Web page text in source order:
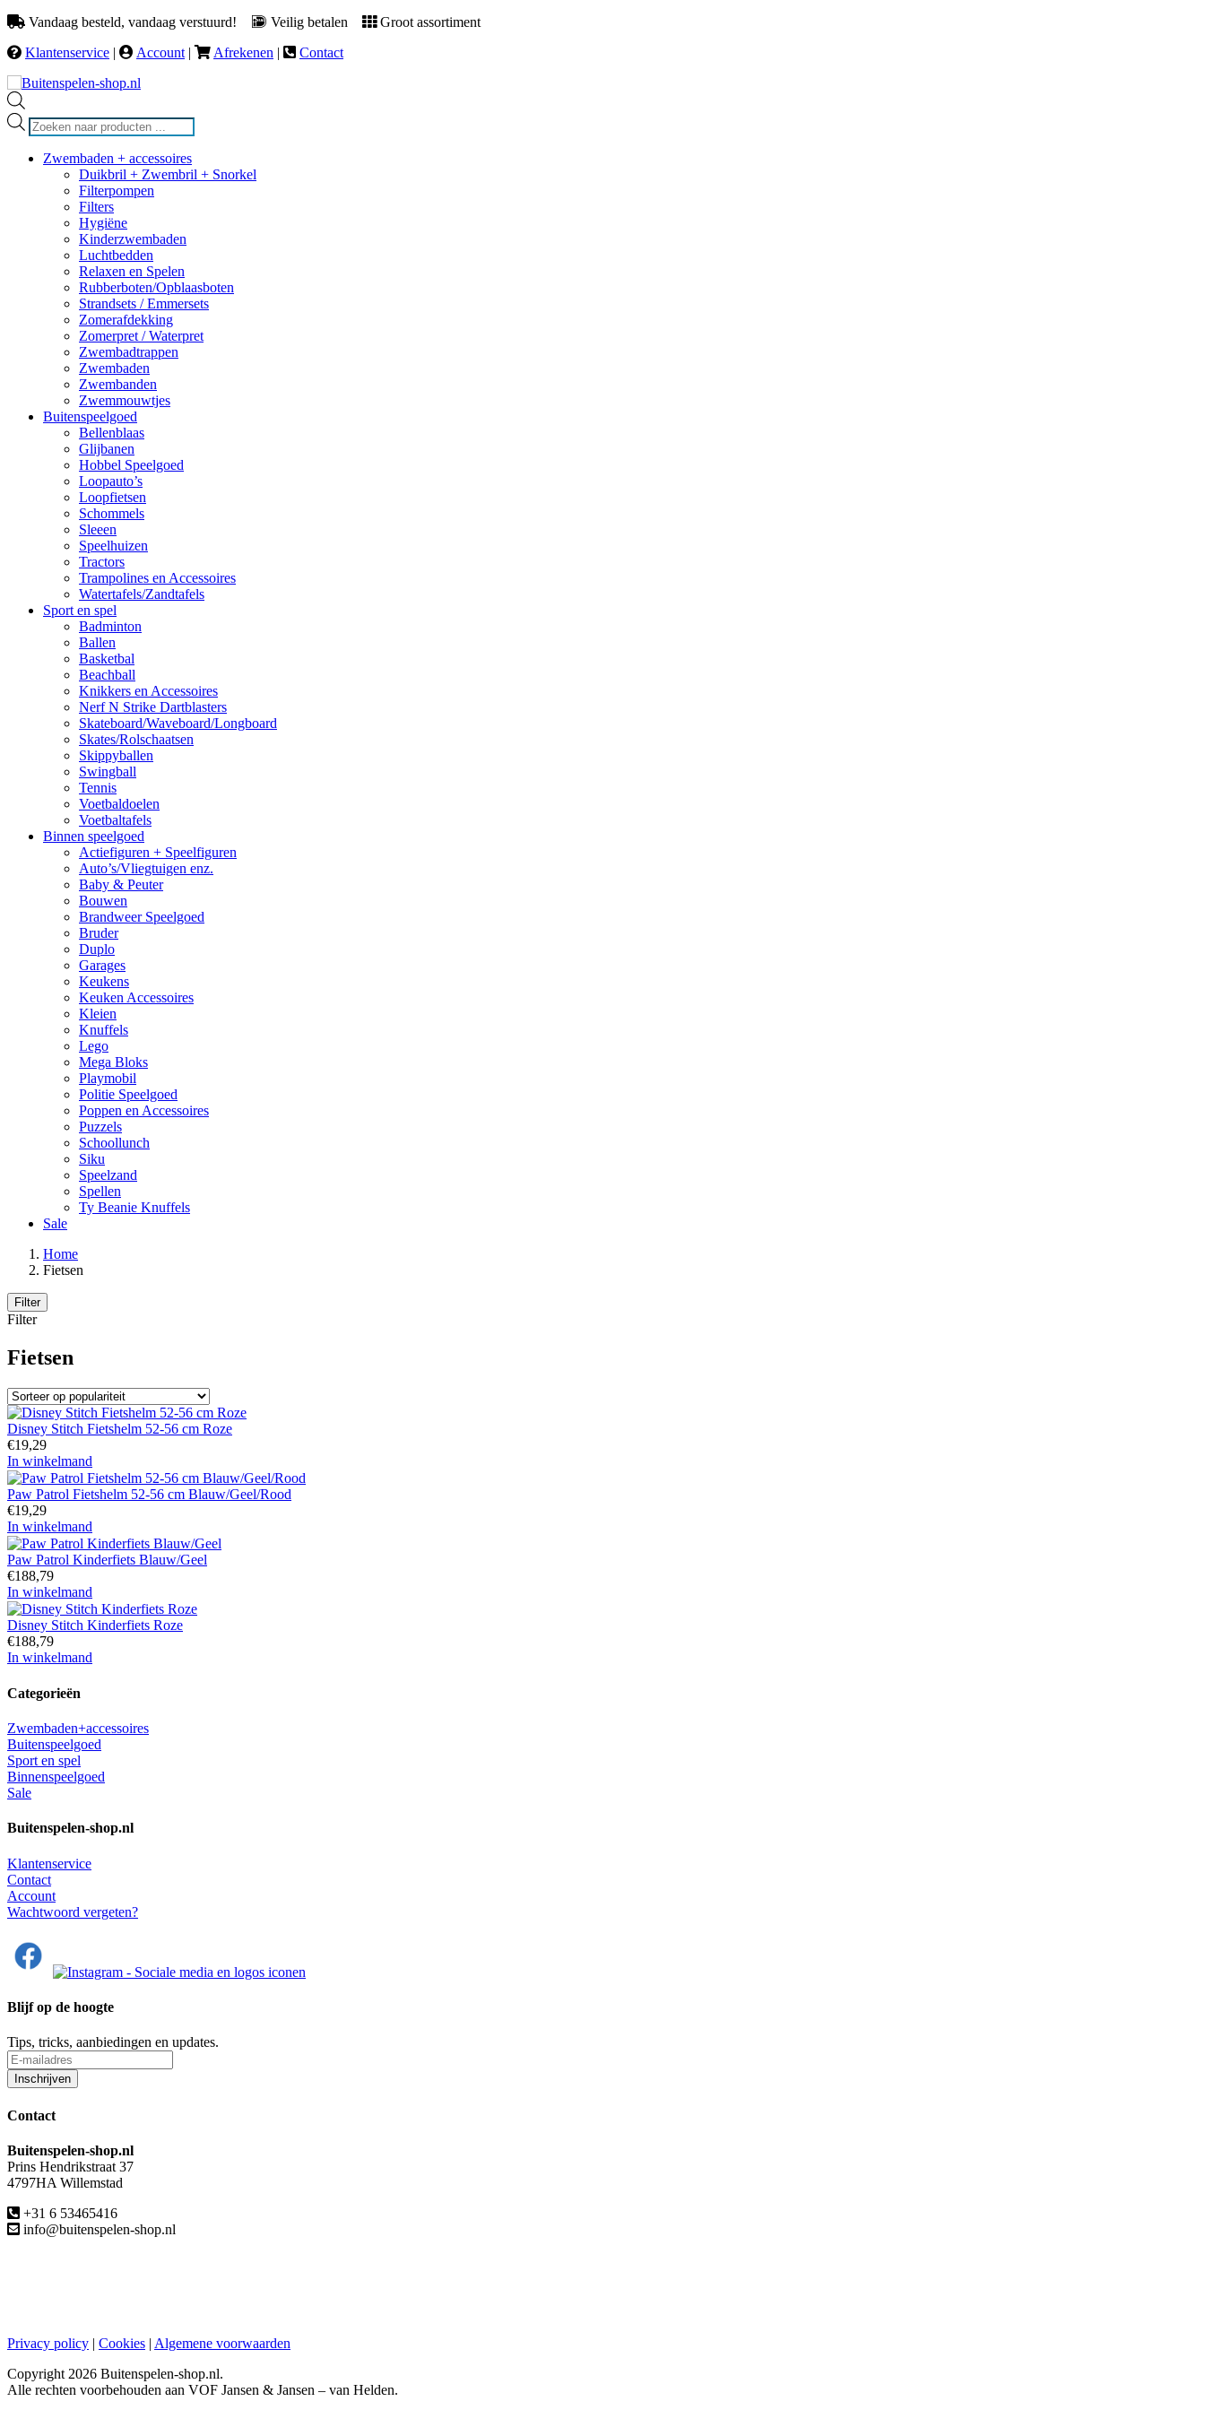
Vandaag besteld, vandaag verstuurd! Veilig betalen
Groot assortiment
Klantenservice | Account | Afrekenen | Contact
Producten
zoeken
Zwembaden + accessoires
Duikbril + Zwembril + Snorkel
Filterpompen
Filters
Hygiëne
Kinderzwembaden
Luchtbedden
Relaxen en Spelen
Rubberboten/Opblaasboten
Strandsets / Emmersets
Zomerafdekking
Zomerpret / Waterpret
Zwembadtrappen
Zwembaden
Zwembanden
Zwemmouwtjes
Buitenspeelgoed
Bellenblaas
Glijbanen
Hobbel Speelgoed
Loopauto’s
Loopfietsen
Schommels
Sleeen
Speelhuizen
Tractors
Trampolines en Accessoires
Watertafels/Zandtafels
Sport en spel
Badminton
Ballen
Basketbal
Beachball
Knikkers en Accessoires
Nerf N Strike Dartblasters
Skateboard/Waveboard/Longboard
Skates/Rolschaatsen
Skippyballen
Swingball
Tennis
Voetbaldoelen
Voetbaltafels
Binnen speelgoed
Actiefiguren + Speelfiguren
Auto’s/Vliegtuigen enz.
Baby & Peuter
Bouwen
Brandweer Speelgoed
Bruder
Duplo
Garages
Keukens
Keuken Accessoires
Kleien
Knuffels
Lego
Mega Bloks
Playmobil
Politie Speelgoed
Poppen en Accessoires
Puzzels
Schoollunch
Siku
Speelzand
Spellen
Ty Beanie Knuffels
Sale
Home
Fietsen
Filter
Filter
Fietsen
Disney Stitch Fietshelm 52-56 cm Roze
€19,29
In winkelmand
Paw Patrol Fietshelm 52-56 cm Blauw/Geel/Rood
€19,29
In winkelmand
Paw Patrol Kinderfiets Blauw/Geel
€188,79
In winkelmand
Disney Stitch Kinderfiets Roze
€188,79
In winkelmand
Categorieën
Zwembaden+accessoires
Buitenspeelgoed
Sport en spel
Binnenspeelgoed
Sale
Buitenspelen-shop.nl
Klantenservice
Contact
Account
Wachtwoord vergeten?
Blijf op de hoogte
Tips, tricks, aanbiedingen en updates.
Contact
Buitenspelen-shop.nl
Prins Hendrikstraat 37
4797HA Willemstad
+31 6 53465416
info@buitenspelen-shop.nl
Privacy policy | Cookies | Algemene voorwaarden
Copyright 2026 Buitenspelen-shop.nl.
Alle rechten voorbehouden aan VOF Jansen & Jansen – van Helden.